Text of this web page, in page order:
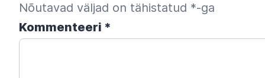
Nõutavad väljad on tähistatud *-ga
Kommenteeri *